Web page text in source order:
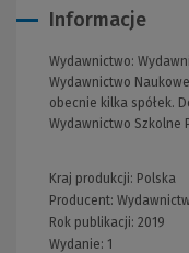
Informacje
Wydawnictwo:
Wydawnictwo
obecnie kilka spółek.
Wydawnictwo Szkolne
Kraj produkcji: Polska
Producent:
Rok publikacji: 2019
Wydanie: 1